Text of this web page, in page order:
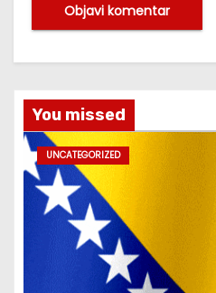
You missed
UNCATEGORIZED